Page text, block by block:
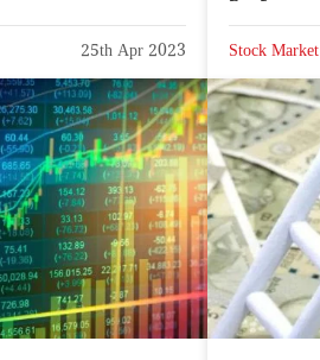
25th Apr 2023 Stock Market